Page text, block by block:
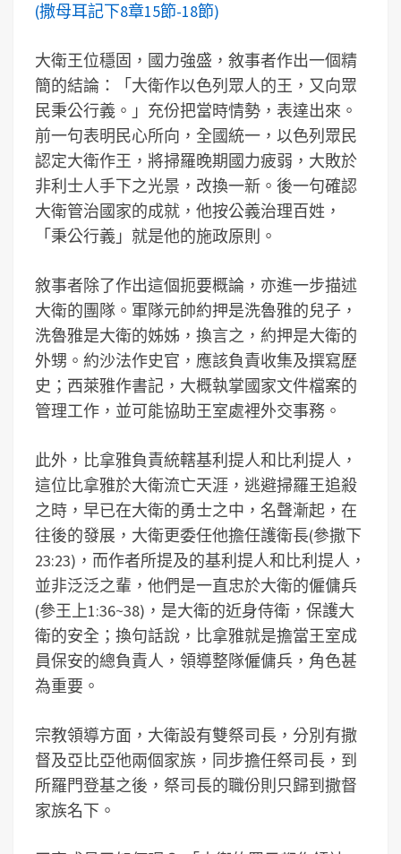
(撒母耳記下8章15節-18節)
大衛王位穩固，國力強盛，敘事者作出一個精
簡的結論：「大衛作以色列眾人的王，又向眾
民秉公行義。」充份把當時情勢，表達出來。
前一句表明民心所向，全國統一，以色列眾民
認定大衛作王，將掃羅晚期國力疲弱，大敗於
非利士人手下之光景，改換一新。後一句確認
大衛管治國家的成就，他按公義治理百姓，
「秉公行義」就是他的施政原則。
敘事者除了作出這個扼要概論，亦進一步描述
大衛的團隊。軍隊元帥約押是洗魯雅的兒子，
洗魯雅是大衛的姊姊，換言之，約押是大衛的
外甥。約沙法作史官，應該負責收集及撰寫歷
史；西萊雅作書記，大概執掌國家文件檔案的
管理工作，並可能協助王室處裡外交事務。
此外，比拿雅負責統轄基利提人和比利提人，
這位比拿雅於大衛流亡天涯，逃避掃羅王追殺
之時，早已在大衛的勇士之中，名聲漸起，在
往後的發展，大衛更委任他擔任護衛長(參撒下
23:23)，而作者所提及的基利提人和比利提人，
並非泛泛之輩，他們是一直忠於大衛的僱傭兵
(參王上1:36~38)，是大衛的近身侍衛，保護大
衛的安全；換句話說，比拿雅就是擔當王室成
員保安的總負責人，領導整隊僱傭兵，角色甚
為重要。
宗教領導方面，大衛設有雙祭司長，分別有撒
督及亞比亞他兩個家族，同步擔任祭司長，到
所羅門登基之後，祭司長的職份則只歸到撒督
家族名下。